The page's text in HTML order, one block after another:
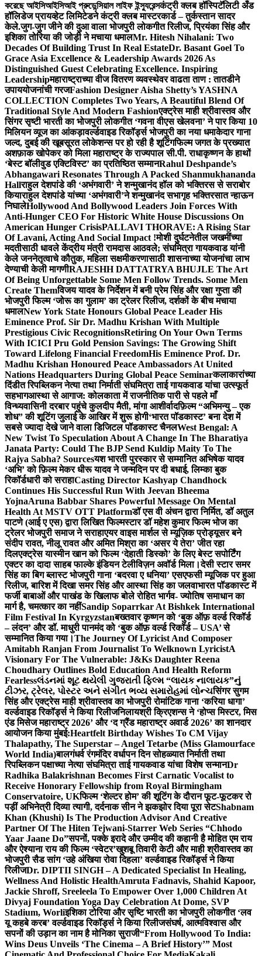
করেছে আইসিআইসিআই প্রুডেন্সিয়াল লাইফ ইন্স্যুরেন্সकंट्री क्लब हॉस्पिटॅलिटी अँड
हॉलिडेज प्रायव्हेट लिमिटेडने कंट्री क्लब मास्टरकार्ड – तुर्कस्तान सादर
केले.जुग-जुग जीने की दुआ वाला भोजपुरी लोकगीत रिलीज, प्रियंका सिंह और
इशिका तोरिया की जोड़ी ने मचाया धमालMr. Hitesh Nihalani: Two
Decades Of Building Trust In Real EstateDr. Basant Goel To
Grace Asia Excellence & Leadership Awards 2026 As
Distinguished Guest Celebrating Excellence. Inspiring
Leadershipमहाराष्ट्राच्या वीज वितरण व्यवस्थेवर वाढता ताण : तातडीने
उपाययोजनांची गरजFashion Designer Aisha Shetty’s YASHNA
COLLECTION Completes Two Years, A Beautiful Blend Of
Traditional Style And Modern Fashionएक्ट्रेस माही श्रीवास्तव और
सिंगर सृष्टी भारती का भोजपुरी लोकगीत ‘गवना वीएस खेलवना’ ने पार किया 10
मिलियन व्यूज का आंकड़ावर्ल्डवाइड रिकॉर्ड्स भोजपुरी का नया धमाकेदार गाना
जल्द, दुबई की खूबसूरत लोकेशन्स पर हो रही है शूटिंगफिल्म जगत के प्रख्यात
अशफ़ाक खोपेकर को मिला महाराष्ट्र के राज्यपाल सी.पी. राधाकृष्णन के हाथों
‘बेस्ट बॉलीवुड एक्टिविस्ट’ का प्रतिष्ठित सम्मानRahul Deshpande’s
Abhangawari Resonates Through A Packed Shanmukhananda
Hallराहुल देशपांडे की ‘अभंगवारी’ ने शन्मुखानंद हॉल को भक्तिरस से सराबोर
कियाराहुल देशपांडे यांच्या ‘अभंगवारी’ने शन्मुखानंद सभागृह भक्तिरसात न्हाऊन
निघालेHollywood And Bollywood Leaders Join Forces With
Anti-Hunger CEO For Historic White House Discussions On
American Hunger CrisisPALLAVI THORAVE: A Rising Star
Of Lavani, Acting And Social Impact !मोशी दुर्घटनेतील जखमींच्या
मदतीसाठी धावले केंद्रीय मंत्री रामदास आठवले; संघमित्रा गायकवाड यांनी
केले जननेतृत्वाचे कौतुक, महिला सक्षमीकरणासाठी शासनाच्या योजनांचा लाभ
देण्याची केली मागणीRAJESHH DATTATRYA BHUJLE The Art
Of Being Unforgettable Some Men Follow Trends. Some Men
Create Themविजय यादव के निर्देशन में बनी प्रेम सिंह और रक्षा गुप्ता की
भोजपुरी फिल्म ‘जोरू का गुलाम’ का ट्रेलर रिलीज, दर्शकों के बीच मचाया
धमालNew York State Honours Global Peace Leader His
Eminence Prof. Sir Dr. Madhu Krishan With Multiple
Prestigious Civic RecognitionsRetiring On Your Own Terms
With ICICI Pru Gold Pension Savings: The Growing Shift
Toward Lifelong Financial FreedomHis Eminence Prof. Dr.
Madhu Krishan Honoured Peace Ambassadors At United
Nations Headquarters During Global Peace Seminarकलाकारांच्या
दिंडीत रिपब्लिकन नेत्या तथा निर्माती संघमित्रा ताई गायकवाड यांचा उत्स्फूर्त
सहभागआस्था से आगाज: कोलकाता में राजनीतिक पारी से पहले माँ
विन्ध्यवासिनी दरबार पहुंचे कुलदीप मैती, मांगा आशीर्वादफ़िल्म “अभिमन्यु – एक
शोध” की शूटिंग जुलाई के आखिर में शुरू होगी‘भारत पॉडकास्ट’ बना देश में
सबसे ज्यादा देखे जाने वाला डिजिटल पॉडकास्ट चैनलWest Bengal: A
New Twist To Speculation About A Change In The Bharatiya
Janata Party: Could The BJP Send Kuldip Maity To The
Rajya Sabha? Sourcesयश भारती पुरस्कार से सम्मानित अभिषेक यादव
‘अभि’ को फ़िल्म मेकर धीरू यादव ने जन्मदिन पर दी बधाई, लिम्का बुक
रिकॉर्डधारी को सराहाCasting Director Kashyap Chandhock
Continues His Successful Run With Jeevan Bheema
YojnaAruna Babbar Shares Powerful Message On Mental
Health At MSTV OTT Platformडॉ एस वी अंचन द्वारा निर्मित, डॉ अतुल
पाटणे (आई ए एस) द्वारा लिखित फिल्मस्टार डॉ महेश कुमार फिल्म भोज का
ट्रेलर भोजपुरी समाज ने सराहाएयर वाइस मार्शल से म्यूज़िक प्रोड्यूसर बने
संदीप रावत, नीलू रावत और अमित मिश्रा का ‘असर ये तेरा’ जीत रहा
दिलएक्ट्रेस यास्मीन खान को फिल्म ‘देहाती डिस्को’ के लिए बेस्ट सपोर्टिंग
एक्टर का दादा साहब फाल्के इंडियन टेलीविज़न अवॉर्ड मिला।देसी स्टार समर
सिंह का बिग ब्लास्ट भोजपुरी गाना ‘बदरवा ए धनिया’ एसएफसी म्यूजिक पर हुआ
रिलीज, बारिश में दिखा समर सिंह और आस्था सिंह का जलवाभारत पॉडकास्ट में
फर्जी बाबाओं और पाखंड के खिलाफ बोले रोहित भार्गव- ज्योतिष समाधान का
मार्ग है, चमत्कार का नहींSandip Soparrkar At Bishkek International
Film Festival In Kyrgyzstanबख्तवार कृष्णन को ‘बुक ऑफ़ वर्ल्ड रिकॉर्ड
– लंदन’ और डॉ. माधुरी पानमंद को ‘बुक ऑफ़ वर्ल्ड रिकॉर्ड – USA’ से
सम्मानित किया गया।The Journey Of Lyricist And Composer
Amitabh Ranjan From Journalist To Welknown LyricistA
Visionary For The Vulnerable: J&Ks Daughter Reena
Choudhary Outlines Bold Education And Health Reform
Fearlessલંડનમાં શૂટ થયેલી ગુજરાતી ફિલ્મ “લાયક નાલાયક”નું
ટીઝર, ટ્રેલર, પોસ્ટર અને સંગીત ભવ્ય સમારોહમાં લોન્ચसिंगर सुगम
सिंह और एक्ट्रेस माही श्रीवास्तव का भोजपुरी रोमांटिक गाना ‘करिया धागा’
वर्ल्डवाइड रिकॉर्ड्स ने किया रिलीजनिलायश्री क्रिएशन्स ने ‘होप्स मिस्टर, मिस
एंड मिसेज महाराष्ट्र 2026’ और ‘द ग्रैंड महाराष्ट्र अवार्ड 2026’ का शानदार
आयोजन किया मुंबई:Heartfelt Birthday Wishes To CM Vijay
Thalapathy, The Superstar – Angel Tetarbe (Miss Glamourface
World India)बालगंधर्व रंगमंदिर वर्धापन दिन सोहळ्यात निर्माती तथा
रिपब्लिकन पक्षाच्या नेत्या संघमित्रा ताई गायकवाड यांचा विशेष सन्मानDr
Radhika Balakrishnan Becomes First Carnatic Vocalist to
Receive Honorary Fellowship from Royal Birmingham
Conservatoire, UKफिल्म ‘शेल्टर होम’ की शूटिंग के दौरान फूट-फूटकर रो
पड़ीं अभिनेत्री दिव्या त्यागी, दर्दनाक सीन ने झकझोर दिया पूरा सेटShabnam
Khan (Khushi) Is The Production Advisor And Creative
Partner Of The Hiten Tejwani-Starrer Web Series “Chhodo
Yaar Jaane Do”सपनों, पक्के इरादे और उम्मीद की कहानी है मोहित एम राय
और ऐश्याना राय की फिल्म ‘स्वेटर’खुशबू तिवारी केटी और माही श्रीवास्तव का
भोजपुरी सैड सांग ‘उहे अंखिया रोवा दिहला’ वर्ल्डवाइड रिकॉर्ड्स ने किया
रिलीजDr. DIPTII SINGH – A Dedicated Specialist In Healing,
Wellness And Holistic HealthAmruta Fadnavis, Shahid Kapoor,
Jackie Shroff, Sreeleela To Empower Over 1,000 Children At
Divyaj Foundation Yoga Day Celebration At Dome, SVP
Stadium, Worliइशिका टोरिया और सृष्टि भारती का भोजपुरी लोकगीत ‘लव
यू कहबे करब’ वर्ल्डवाइड रिकॉर्ड्स ने किया रिलीजसंघर्ष, आत्मविश्वास और
सपनों की उड़ान का नाम है मोनिका सुराजी“From Hollywood To India:
Wins Deus Unveils ‘The Cinema – A Brief History’” Most